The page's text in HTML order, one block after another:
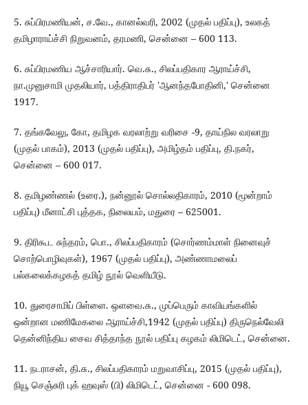
5. சுப்பிரமணியன், ச.வே., கானல்வரி, 2002 (முதல் பதிப்பு), உலகத்
தமிழாராய்ச்சி நிறுவனம், தரமணி, சென்னை – 600 113.
6. சுப்பிரமணிய ஆச்சாரியார். வெ.சு., சிலப்பதிகார ஆராய்ச்சி,
நா.முனுசாமி முதலியார், பத்திராதிபர் 'ஆனந்தபோதினி,' சென்னை
1917.
7. தங்கவேலு, கோ, தமிழக வரலாற்று வரிசை -9, தாய்நில வரலாறு
(முதல் பாகம்), 2013 (முதல் பதிப்பு), அமிழ்தம் பதிப்பு, தி.நகர்,
சென்னை – 600 017.
8. தமிழண்ணல் (உரை.), நன்னூல் சொல்லதிகாரம், 2010 (மூன்றாம்
பதிப்பு) மீனாட்சி புத்தக, நிலையம், மதுரை – 625001.
9. திரிகூட சுந்தரம், பொ., சிலப்பதிகாரம் (சொர்ணம்மாள் நினைவுச்
சொற்பொழிவுகள்), 1967 (முதல் பதிப்பு), அண்ணாமலைப்
பல்கலைக்கழகத் தமிழ் நூல் வெளியீடு.
10. துரைசாமிப் பிள்ளை. ஒளவை.சு., முப்பெரும் காவியங்களில்
ஒன்றான மணிமேகலை ஆராய்ச்சி,1942 (முதல் பதிப்பு) திருநெல்வேலி
தென்னிந்திய சைவ சித்தாந்த நூல் பதிப்பு கழகம் லிமிடெட், சென்னை.
11. நடராசன், தி.சு., சிலப்பதிகாரம் மறுவாசிப்பு, 2015 (முதல் பதிப்பு),
நியூ செஞ்சுரி புக் ஹவுஸ் (பி) லிமிடெட், சென்னை - 600 098.